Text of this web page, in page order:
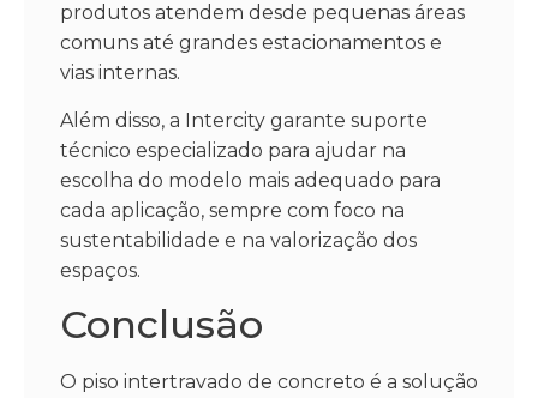
produtos atendem desde pequenas áreas
comuns até grandes estacionamentos e
vias internas.
Além disso, a Intercity garante suporte
técnico especializado para ajudar na
escolha do modelo mais adequado para
cada aplicação, sempre com foco na
sustentabilidade e na valorização dos
espaços.
Conclusão
O piso intertravado de concreto é a solução